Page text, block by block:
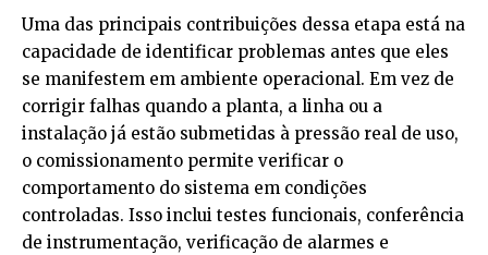
Uma das principais contribuições dessa etapa está na
capacidade de identificar problemas antes que eles
se manifestem em ambiente operacional. Em vez de
corrigir falhas quando a planta, a linha ou a
instalação já estão submetidas à pressão real de uso,
o comissionamento permite verificar o
comportamento do sistema em condições
controladas. Isso inclui testes funcionais, conferência
de instrumentação, verificação de alarmes e